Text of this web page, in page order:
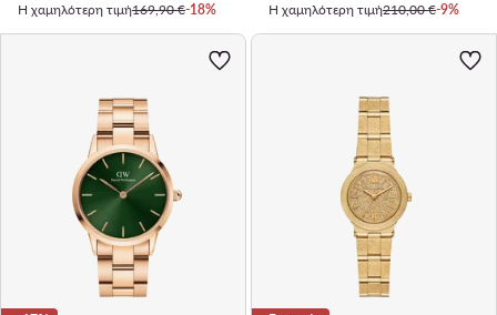
Η χαμηλότερη τιμή169,90 €-18%
Η χαμηλότερη τιμή210,00 €-9%